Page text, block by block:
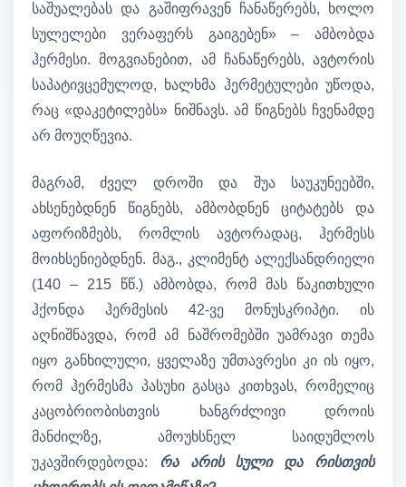
საშუალებას და გაშიფრავენ ჩანაწერებს, ხოლო
სულელები ვერაფერს გაიგებენ» – ამბობდა
ჰერმესი. მოგვიანებით, ამ ჩანაწერებს, ავტორის
საპატივცემულოდ, ხალხმა ჰერმეტულები უწოდა,
რაც «დაკეტილებს» ნიშნავს. ამ წიგნებს ჩვენამდე
არ მოუღწევია.
მაგრამ, ძველ დროში და შუა საუკუნეებში,
ახსენებდნენ წიგნებს, ამბობდნენ ციტატებს და
აფორიზმებს, რომლის ავტორადაც, ჰერმესს
მოიხსენიებდნენ. მაგ., კლიმენტ ალექსანდრიელი
(140 – 215 წწ.) ამბობდა, რომ მას წაკითხული
ჰქონდა ჰერმესის 42-ვე მონუსკრიპტი. ის
აღნიშნავდა, რომ ამ ნაშრომებში უამრავი თემა
იყო განხილული, ყველაზე უმთავრესი კი ის იყო,
რომ ჰერმესმა პასუხი გასცა კითხვას, რომელიც
კაცობრიობისთვის ხანგრძლივი დროის
მანძილზე, ამოუხსნელ საიდუმლოს
უკავშირდებოდა: რა არის სული და რისთვის